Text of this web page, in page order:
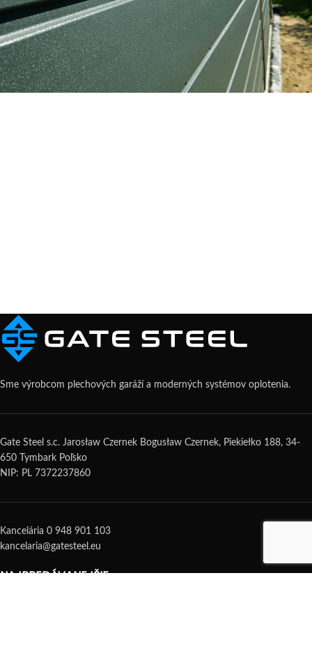
Sme výrobcom plechových garáží a moderných systémov oplotenia.
Gate Steel s.c. Jarosław Czernek Bogusław Czernek, Piekiełko 188, 34-
650 Tymbark Poľsko
NIP: PL 7372237860
Kancelária 0 948 901 103
kancelaria@gatesteel.eu
NAJPREDÁVANEJŠIE